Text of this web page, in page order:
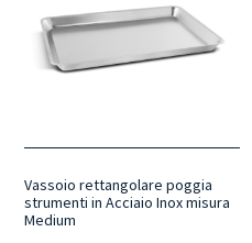
Vassoio rettangolare poggia
strumenti in Acciaio Inox misura
Medium